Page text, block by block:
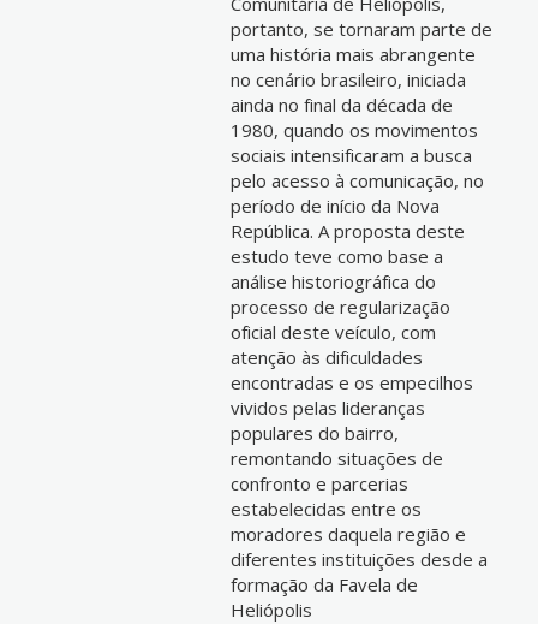
portanto, se tornaram parte de
uma história mais abrangente
no cenário brasileiro, iniciada
ainda no final da década de
1980, quando os movimentos
sociais intensificaram a busca
pelo acesso à comunicação, no
período de início da Nova
República. A proposta deste
estudo teve como base a
análise historiográfica do
processo de regularização
oficial deste veículo, com
atenção às dificuldades
encontradas e os empecilhos
vividos pelas lideranças
populares do bairro,
remontando situações de
confronto e parcerias
estabelecidas entre os
moradores daquela região e
diferentes instituições desde a
formação da Favela de
Heliópolis